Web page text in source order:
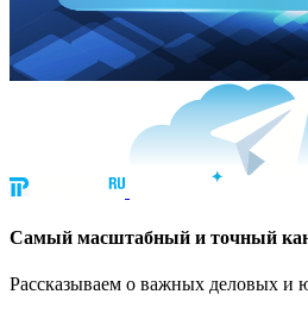
Cамый масштабный и точный
Рассказываем о важных деловых и